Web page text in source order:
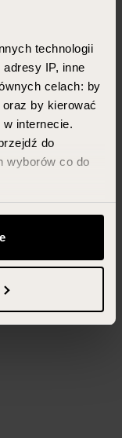
technologii
IP, inne
celach: by
by kierować
internecie.
do
wyborów co do
(w tym
klikając w
na samym dole
„Szczegóły”